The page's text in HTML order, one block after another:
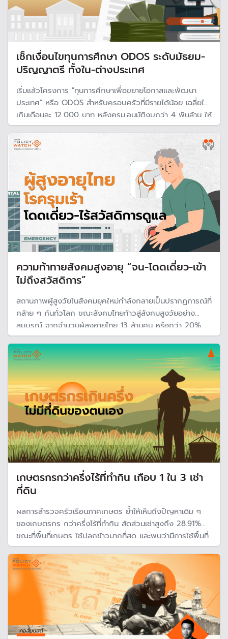
เช็กเงื่อนไขทุนการศึกษา ODOS ระดับมัธยม-
ปริญญาตรี ทั้งใน-ต่างประเทศ
เริ่มแล้วโครงการ "ทุนการศึกษาเพื่อขยายโอกาสและพัฒนา
ประเทศ" หรือ ODOS สำหรับครอบครัวที่มีรายได้น้อย เฉลี่ยไม่
เกินเดือนละ 12,000 บาท หลังครม.อนุมัติงบกว่า 4 พันล้าน ให้
ทุนการศึกษาตั้งแต่ระดับมัธยมศึกษาถึงปริญญาตรี ทั้งใน-ต่าง
ประเทศ รวม 4,800 คน
ความท้าทายสังคมสูงอายุ “จน-โดดเดี่ยว-เข้า
ไม่ถึงสวัสดิการ”
สถานภาพผู้สูงวัยในสังคมยุคใหม่กำลังกลายเป็นปรากฏการณ์ที่
คล้าย ๆ กันทั่วโลก ขณะสังคมไทยก้าวสู่สังคมสูงวัยอย่าง
สมบูรณ์ จากจำนวนผู้สูงอายุไทย 13 ล้านคน หรือกว่า 20%
ของประชากรทั้งประเทศ เผชิญปัญหา”โดดเดี่ยว” ต้องการที่
พึ่งพิง มีเงินออมต่ำและหนี้สิน อีกทั้งเข้าไม่ถึงสวัสดิการของรัฐ
เกษตรกรกว่าครึ่งไร้ที่ทำกิน เกือบ 1 ใน 3 เช่า
ที่ดิน
ผลการสำรวจครัวเรือนภาคเกษตร ย้ำให้เห็นถึงปัญหาเดิม ๆ
ของเกษตรกร กว่าครึ่งไร้ที่ทำกิน สัดส่วนเช่าสูงถึง 28.91%
ขณะที่พื้นที่เกษตร ใช้ปลูกข้าวมากที่สุด และพบว่ามีการใช้พื้นที่
ทำการเกษตรเพิ่มขึ้น